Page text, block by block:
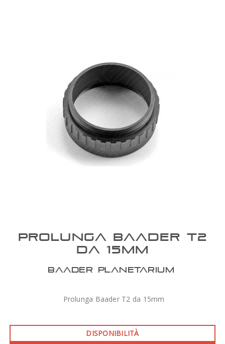
GLI ORDINI SARANNO EVASI
PROLUNGA BAADER T2
DA 15MM
BAADER PLANETARIUM
Prolunga Baader T2 da 15mm
DISPONIBILITÀ